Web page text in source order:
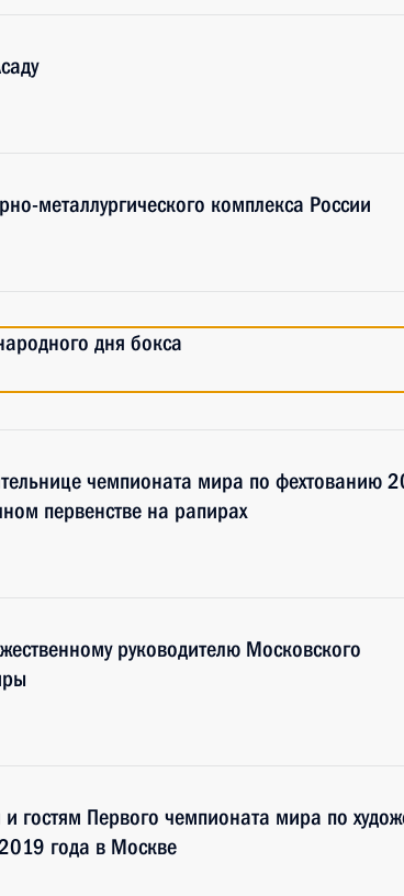
металлургического комплекса России
дня бокса
чемпионата мира по фехтованию
первенстве на рапирах
руководителю Московского
гостям Первого чемпионата мира по
года в Москве